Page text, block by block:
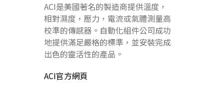
ACI是美國著名的製造商提供溫度，
相對濕度，壓力，電流或氣體測量高
校準的傳感器。自動化組件公司成功
地提供滿足嚴格的標準，並安裝完成
出色的靈活性的產品。
ACI官方網頁